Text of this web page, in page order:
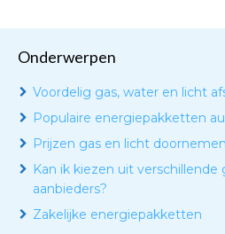
Onderwerpen
Voordelig gas, water en licht
Populaire energiepakketten
Prijzen gas en licht doornemen
Kan ik kiezen uit verschillende
aanbieders?
Zakelijke energiepakketten